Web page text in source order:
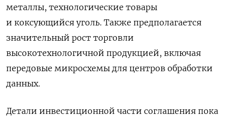
металлы, технологические товары
и коксующийся уголь. Также предполагается
значительный рост торговли
высокотехнологичной продукцией, включая
передовые микросхемы для центров обработки
данных.
Детали инвестиционной части соглашения пока